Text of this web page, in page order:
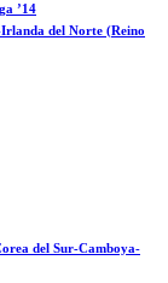
’14
del Norte (Reino
del Sur-Camboya-